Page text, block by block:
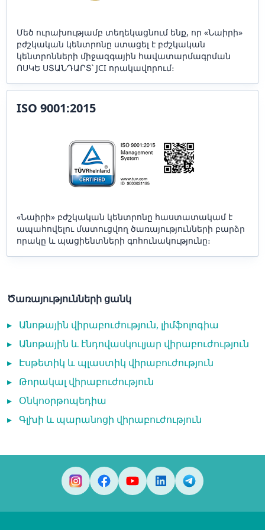
Մեծ ուրախությամբ տեղեկացնում ենք, որ «Նաիրի»
բժշկական կենտրոնը ստացել է բժշկական
կենտրոնների միջազգային հավատարմագրման
ՈՍԿԵ ՍՏԱՆԴԱՐՏ՝ JCI որակավորում։
ISO 9001:2015
«Նաիրի» բժշկական կենտրոնը հաստատակամ է
ապահովելու մատուցվող ծառայությունների բարձր
որակը և պացիենտների գոհունակությունը։
Ծառայությունների ցանկ
▸ Անոթային վիրաբուժություն, լիմֆոլոգիա
▸ Անոթային և էնդովասկուլյար վիրաբուժություն
▸ Էսթետիկ և պլաստիկ վիրաբուժություն
▸ Թորակալ վիրաբուժություն
▸ Օնկոօրթոպեդիա
▸ Գլխի և պարանոցի վիրաբուժություն